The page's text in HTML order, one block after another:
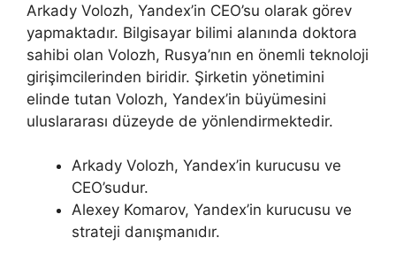
Arkady Volozh, Yandex’in CEO’su olarak görev
yapmaktadır. Bilgisayar bilimi alanında doktora
sahibi olan Volozh, Rusya’nın en önemli teknoloji
girişimcilerinden biridir. Şirketin yönetimini
elinde tutan Volozh, Yandex’in büyümesini
uluslararası düzeyde de yönlendirmektedir.
Arkady Volozh, Yandex’in kurucusu ve
CEO’sudur.
Alexey Komarov, Yandex’in kurucusu ve
strateji danışmanıdır.